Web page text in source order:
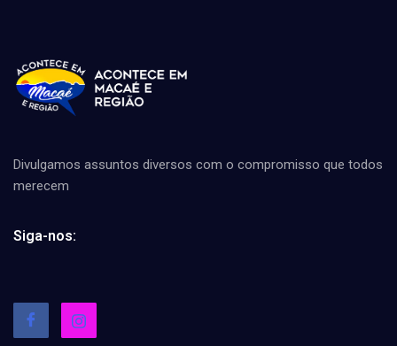
Divulgamos assuntos diversos com o compromisso que todos
merecem
Siga-nos: